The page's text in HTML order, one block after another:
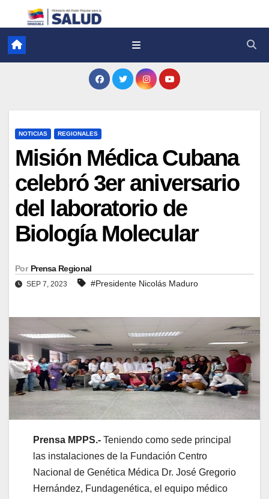
NOTICIAS REGIONALES
Misión Médica Cubana
celebró 3er aniversario
del laboratorio de
Biología Molecular
Por Prensa Regional
SEP 7, 2023 #Presidente Nicolás Maduro
Prensa MPPS.- Teniendo como sede principal
las instalaciones de la Fundación Centro
Nacional de Genética Médica Dr. José Gregorio
Hernández, Fundagenética, el equipo médico